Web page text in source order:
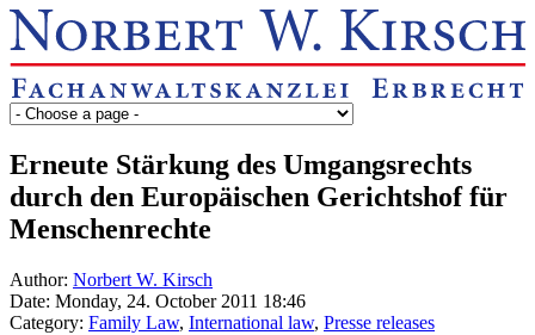
Erneute Stärkung des Umgangsrechts
durch den Europäischen Gerichtshof für
Menschenrechte
Author: Norbert W. Kirsch
Date: Monday, 24. October 2011 18:46
Category: Family Law, International law, Presse releases